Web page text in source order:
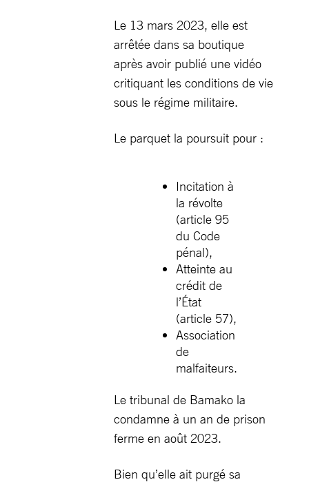
Le 13 mars 2023, elle est
arrêtée dans sa boutique
après avoir publié une vidéo
critiquant les conditions de vie
sous le régime militaire.
Le parquet la poursuit pour :
Incitation à
la révolte
(article 95
du Code
pénal),
Atteinte au
crédit de
l’État
(article 57),
Association
de
malfaiteurs.
Le tribunal de Bamako la
condamne à un an de prison
ferme en août 2023.
Bien qu’elle ait purgé sa